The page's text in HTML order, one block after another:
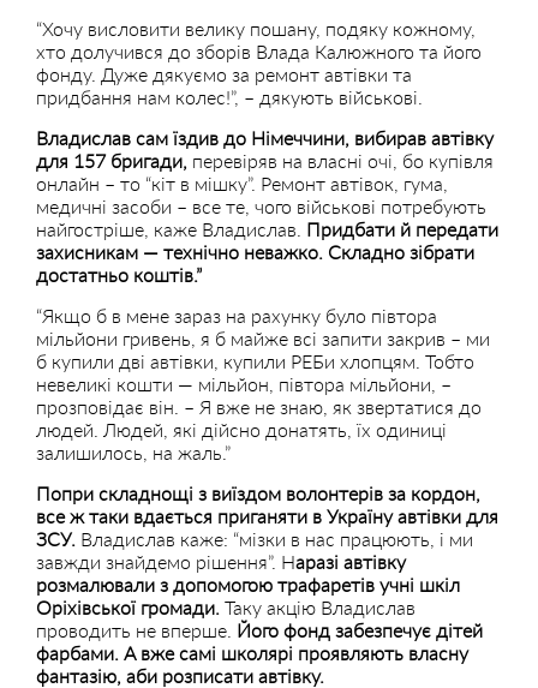
“Хочу висловити велику пошану, подяку кожному,
хто долучився до зборів Влада Калюжного та його
фонду. Дуже дякуємо за ремонт автівки та
придбання нам колес!”, – дякують військові.
Владислав сам їздив до Німеччини, вибирав автівку
для 157 бригади, перевіряв на власні очі, бо купівля
онлайн – то “кіт в мішку”. Ремонт автівок, гума,
медичні засоби – все те, чого військові потребують
найгостріше, каже Владислав. Придбати й передати
захисникам — технічно неважко. Складно зібрати
достатньо коштів.”
“Якщо б в мене зараз на рахунку було півтора
мільйони гривень, я б майже всі запити закрив – ми
б купили дві автівки, купили РЕБи хлопцям. Тобто
невеликі кошти — мільйон, півтора мільйони, –
прозповідає він. – Я вже не знаю, як звертатися до
людей. Людей, які дійсно донатять, їх одиниці
залишилось, на жаль.”
Попри складнощі з виїздом волонтерів за кордон,
все ж таки вдається приганяти в Україну автівки для
ЗСУ. Владислав каже: “мізки в нас працюють, і ми
завжди знайдемо рішення”. Наразі автівку
розмалювали з допомогою трафаретів учні шкіл
Оріхівської громади. Таку акцію Владислав
проводить не вперше. Його фонд забезпечує дітей
фарбами. А вже самі школярі проявляють власну
фантазію, аби розписати автівку.